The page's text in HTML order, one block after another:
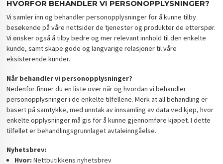
HVORFOR BEHANDLER VI PERSONOPPLYSNINGER?
Vi samler inn og behandler personopplysninger for å kunne tilby
besøkende på våre nettsider de tjenester og produkter de etterspør.
Vi ønsker også å tilby bedre og mer relevant innhold til den enkelte
kunde, samt skape gode og langvarige relasjoner til våre
eksisterende kunder.
Når behandler vi personopplysninger?
Nedenfor finner du en liste over når og hvordan vi behandler
personopplysninger i de enkelte tilfellene. Merk at all behandling er
basert på samtykke, med unntak av innsamling av data ved kjøp, hvor
enkelte opplysninger må gis for å kunne gjennomføre kjøpet. I dette
tilfellet er behandlingsgrunnlaget avtaleinngåelse.
Nyhetsbrev:
Hvor: Nettbutikkens nyhetsbrev